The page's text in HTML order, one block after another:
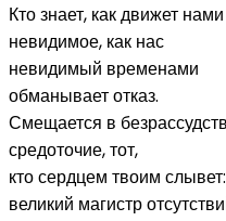
Кто знает, как движет нами
невидимое, как нас
невидимый временами
обманывает отказ.
Смещается в
средоточие, тот,
кто сердцем твоим слывет:
великий магистр